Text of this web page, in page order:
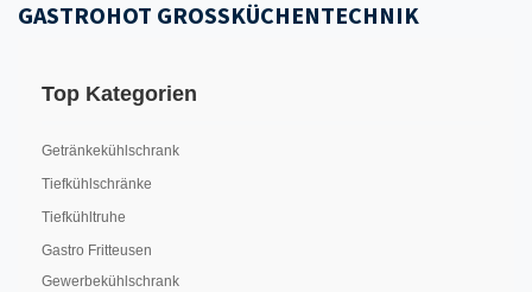
GASTROHOT GROSSKÜCHENTECHNIK
Top Kategorien
Getränkekühlschrank
Tiefkühlschränke
Tiefkühltruhe
Gastro Fritteusen
Gewerbekühlschrank